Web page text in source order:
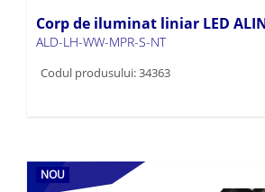
Corp de iluminat liniar LED
ALD-LH-WW-MPR-S-NT
Codul produsului: 34363
NOU